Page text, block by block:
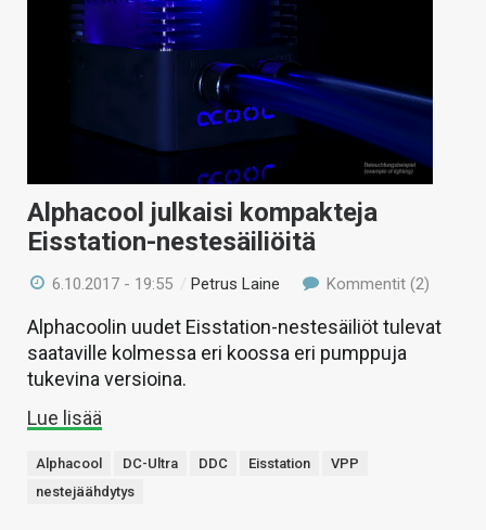
KAUPPA
VAIHDA TEEMA
HAKU
Alphacool julkaisi kompakteja
Eisstation-nestesäiliöitä
6.10.2017 - 19:55 / Petrus Laine Kommentit (2)
Alphacoolin uudet Eisstation-nestesäiliöt tulevat
saataville kolmessa eri koossa eri pumppuja
tukevina versioina.
Lue lisää
Alphacool DC-Ultra DDC Eisstation
VPP
nestejäähdytys